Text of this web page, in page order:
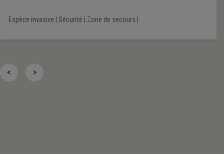
Espèce invasive Sécurité Zone de secours
< >